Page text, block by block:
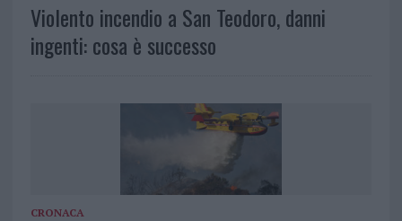
Violento incendio a San Teodoro, danni
ingenti: cosa è successo
CRONACA